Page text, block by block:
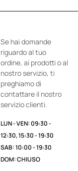
Se hai domande
riguardo al tuo
ordine, ai prodotti o al
nostro servizio, ti
preghiamo di
contattare il nostro
servizio clienti.
LUN - VEN: 09:30 -
12:30, 15:30 - 19:30
SAB: 10:00 - 19:30
DOM: CHIUSO